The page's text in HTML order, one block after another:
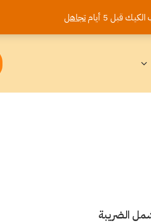
تجاهل
الضريبة